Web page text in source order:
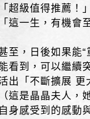
「超級值得推薦！
「這一生，有機會
至，日後如果能“
看到，可以繼續
出「不斷擴展 更
（這是晶晶夫人，
自身感受到的感動